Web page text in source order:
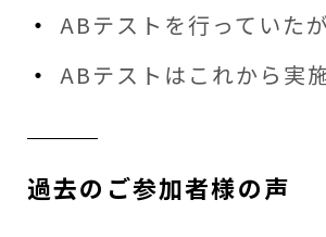
ABテストを行っていた
ABテストはこれから実
過去のご参加者様の声